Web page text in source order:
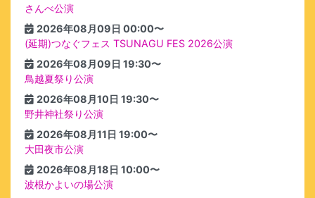
さんべ公演
2026年08月09日 00:00〜
(延期)つなぐフェス TSUNAGU FES 2026公演
2026年08月09日 19:30〜
鳥越夏祭り公演
2026年08月10日 19:30〜
野井神社祭り公演
2026年08月11日 19:00〜
大田夜市公演
2026年08月18日 10:00〜
波根かよいの場公演